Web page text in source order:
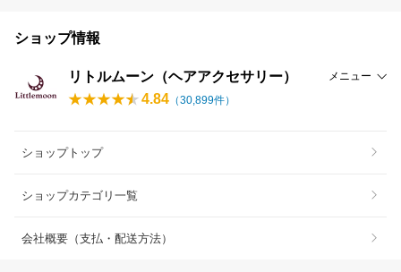
ショップ情報
リトルムーン（ヘアアクセサリー） メニュー
4.84 （30,899件）
ショップトップ
ショップカテゴリ一覧
会社概要（支払・配送方法）